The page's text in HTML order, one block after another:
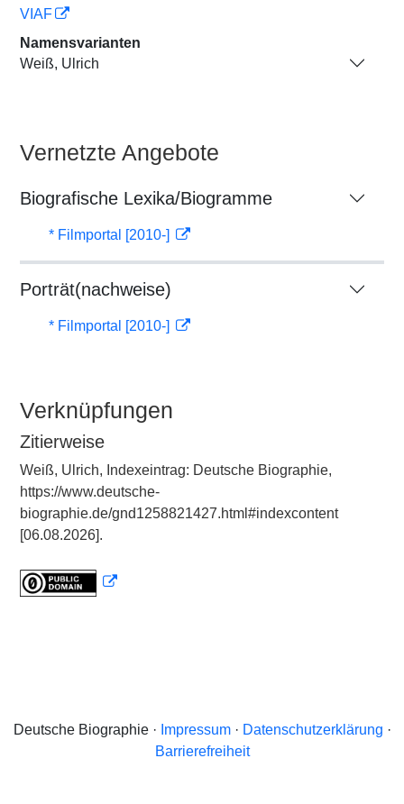
VIAF
Namensvarianten
Weiß, Ulrich
Vernetzte Angebote
Biografische Lexika/Biogramme
* Filmportal [2010-]
Porträt(nachweise)
* Filmportal [2010-]
Verknüpfungen
Zitierweise
Weiß, Ulrich, Indexeintrag: Deutsche Biographie,
https://www.deutsche-
biographie.de/gnd1258821427.html#indexcontent
[06.08.2026].
Deutsche Biographie · Impressum· Datenschutzerklärung ·
Barrierefreiheit